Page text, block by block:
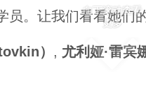
。让我们看看她们
） , 尤利娅·雷宾
向下滚动查看
更多